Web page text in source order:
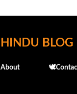
HINDU BLOG
About